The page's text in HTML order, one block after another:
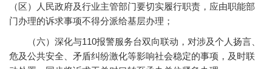
（区）人民政府及行业主管部门要切实履行职责，应由职能部
门办理的诉求事项不得分派给基层办理；
（六）深化与110报警服务台双向联动，对涉及个人扬言、
危及公共安全、矛盾纠纷激化等影响社会稳定的事项，及时联